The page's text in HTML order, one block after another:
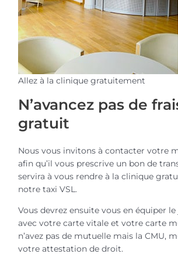
Allez à la clinique gratuitement
N’avancez pas de
gratuit
Nous vous invitons à contacter votre
afin qu’il vous prescrive un bon de
servira à vous rendre à la clinique
notre taxi VSL.
Vous devrez ensuite vous en équiper
avec votre carte vitale et votre carte
n’avez pas de mutuelle mais la CMU,
votre attestation de droit.